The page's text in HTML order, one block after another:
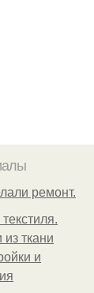
ремонт.
ткани
и